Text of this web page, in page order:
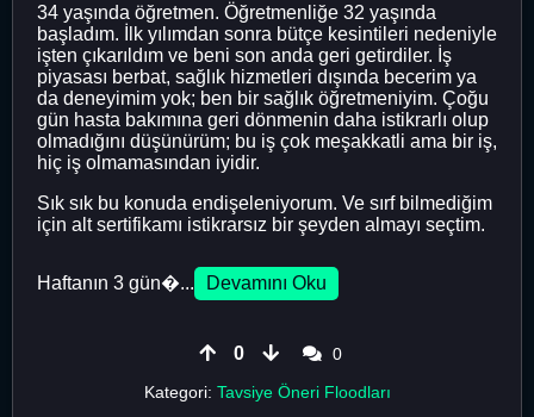
34 yaşında öğretmen. Öğretmenliğe 32 yaşında
başladım. İlk yılımdan sonra bütçe kesintileri nedeniyle
işten çıkarıldım ve beni son anda geri getirdiler. İş
piyasası berbat, sağlık hizmetleri dışında becerim ya
da deneyimim yok; ben bir sağlık öğretmeniyim. Çoğu
gün hasta bakımına geri dönmenin daha istikrarlı olup
olmadığını düşünürüm; bu iş çok meşakkatli ama bir iş,
hiç iş olmamasından iyidir.
Sık sık bu konuda endişeleniyorum. Ve sırf bilmediğim
için alt sertifikamı istikrarsız bir şeyden almayı seçtim.
Haftanın 3 gün�... Devamını Oku
0
0
Kategori: Tavsiye Öneri Floodları